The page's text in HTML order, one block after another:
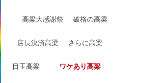
高梁大感謝祭 破格の高梁
店長決済高梁 さらに高梁
目玉高梁 ワケあり高梁